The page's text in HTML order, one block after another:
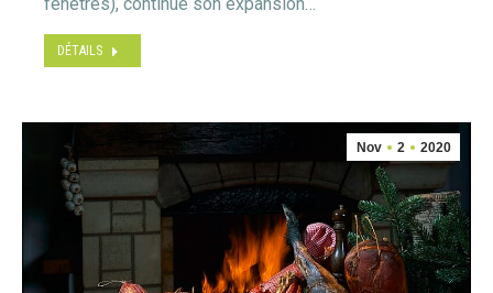
DÉTAILS
Nov 2 2020